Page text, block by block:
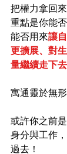
把權力拿回來
重點是你能否
能否用來讓
更擴展、對
量繼續走下去
寓通靈於無形
或許你之前
身分與工作
過去！